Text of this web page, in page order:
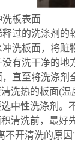
板表面
过的洗涤剂的
洗板面，将赃
有洗干净的地
直至将洗涤剂
洗热的板面(
中性洗涤剂。
清洗前，最好
不开清洗的原